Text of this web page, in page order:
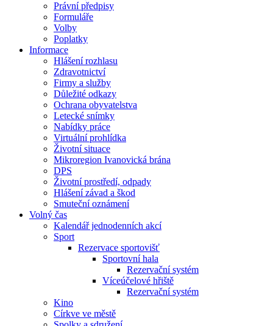
Právní předpisy
Formuláře
Volby
Poplatky
Informace
Hlášení rozhlasu
Zdravotnictví
Firmy a služby
Důležité odkazy
Ochrana obyvatelstva
Letecké snímky
Nabídky práce
Virtuální prohlídka
Životní situace
Mikroregion Ivanovická brána
DPS
Životní prostředí, odpady
Hlášení závad a škod
Smuteční oznámení
Volný čas
Kalendář jednodenních akcí
Sport
Rezervace sportovišť
Sportovní hala
Rezervační systém
Víceúčelové hřiště
Rezervační systém
Kino
Církve ve městě